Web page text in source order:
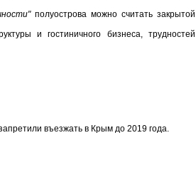
полуострова можно считать закрытой
и гостиничного бизнеса, трудностей
въезжать в Крым до 2019 года.